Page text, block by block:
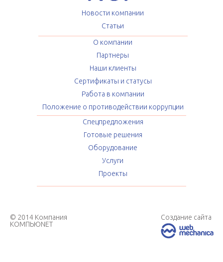
Новости компании
Статьи
О компании
Партнеры
Наши клиенты
Сертификаты и статусы
Работа в компании
Положение о противодействии коррупции
Спецпредложения
Готовые решения
Оборудование
Услуги
Проекты
© 2014 Компания
КОМПЬЮNET
Создание сайта